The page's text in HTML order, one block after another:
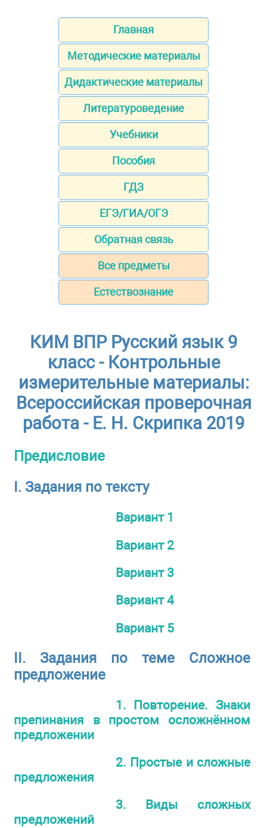
Главная
Методические материалы
Дидактические материалы
Литературоведение
Учебники
Пособия
ГДЗ
ЕГЭ/ГИА/ОГЭ
Обратная связь
Все предметы
Естествознание
КИМ ВПР Русский язык 9
класс - Контрольные
измерительные материалы:
Всероссийская проверочная
работа - Е. Н. Скрипка 2019
Предисловие
I. Задания по тексту
Вариант 1
Вариант 2
Вариант 3
Вариант 4
Вариант 5
II. Задания по теме Сложное
предложение
1. Повторение. Знаки
препинания в простом осложнённом
предложении
2. Простые и сложные
предложения
3. Виды сложных
предложений